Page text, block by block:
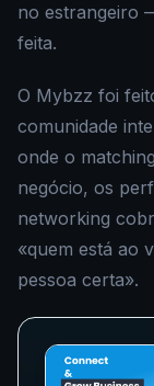
no estrangeiro
feita.
O Mybzz foi
comunidade
onde o
negócio, os
networking
«quem está ao
pessoa certa».